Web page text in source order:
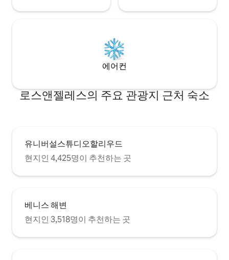
에어컨
로스앤젤레스의 주요 관광지 근처 숙소
유니버설스튜디오할리우드
현지인 4,425명이 추천하는 곳
베니스 해변
현지인 3,518명이 추천하는 곳